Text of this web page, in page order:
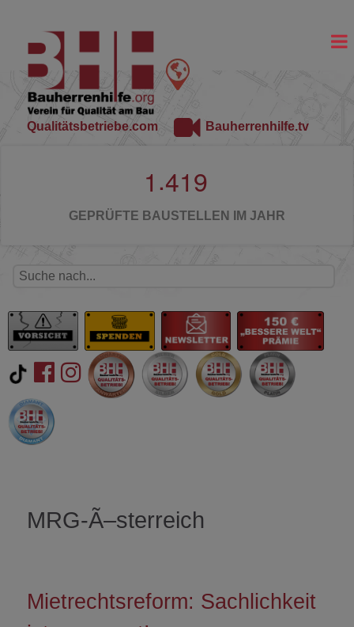
Qualitätsbetriebe.com Bauherrenhilfe.tv
1 .419
GEPRÜFTE BAUSTELLEN IM JAHR
MRG-Ã–sterreich
Mietrechtsreform: Sachlichkeit